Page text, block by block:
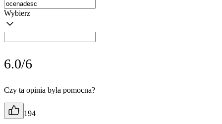
Wybierz
6.0/6
Czy ta opinia była pomocna?
194